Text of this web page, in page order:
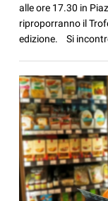
alle ore 17.30 in
riproporranno il
edizione. Si